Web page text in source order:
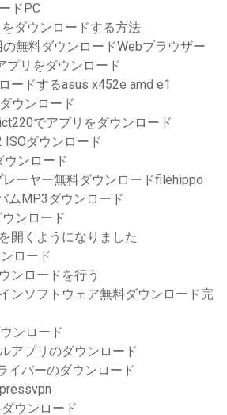
ドPC
ダウンロードする方法
無料ダウンロードWebブラウザー
プリをダウンロード
ードするasus x452e amd e1
ウンロード
でアプリをダウンロード
ISOダウンロード
ンロード
ーヤー無料ダウンロードfilehippo
ムMP3ダウンロード
ンロード
開くようになりました
ロード
ンロードを行う
ンソフトウェア無料ダウンロード完
ンロード
アプリのダウンロード
イバーのダウンロード
ウンロード